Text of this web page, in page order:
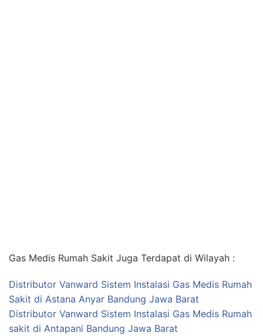
Gas Medis Rumah Sakit Juga Terdapat di Wilayah :
Distributor Vanward Sistem Instalasi Gas Medis Rumah
Sakit di Astana Anyar Bandung Jawa Barat
Distributor Vanward Sistem Instalasi Gas Medis Rumah
sakit di Antapani Bandung Jawa Barat